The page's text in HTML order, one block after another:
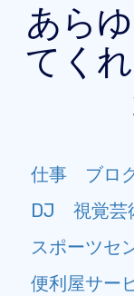
あら
てく
仕事 ブロ
DJ
視覚芸
スポーツセ
便利屋サー